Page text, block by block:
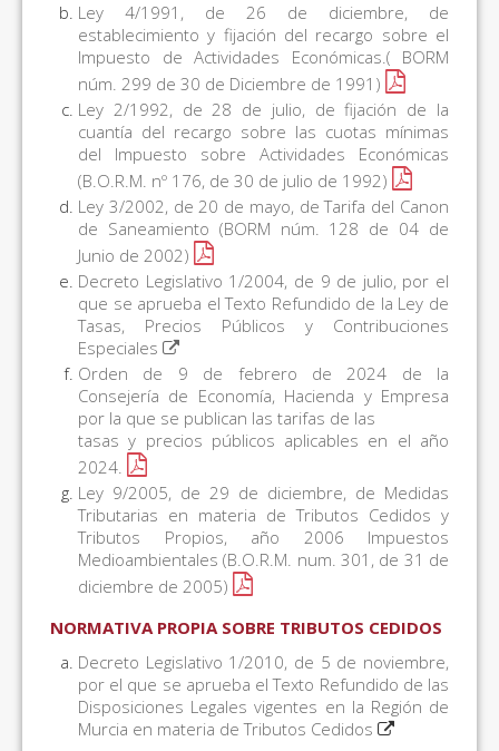
Ley 4/1991, de 26 de diciembre, de
establecimiento y fijación del recargo sobre el
Impuesto de Actividades Económicas.( BORM
núm. 299 de 30 de Diciembre de 1991)
Ley 2/1992, de 28 de julio, de fijación de la
cuantía del recargo sobre las cuotas mínimas
del Impuesto sobre Actividades Económicas
(B.O.R.M. nº 176, de 30 de julio de 1992)
Ley 3/2002, de 20 de mayo, de Tarifa del Canon
de Saneamiento (BORM núm. 128 de 04 de
Junio de 2002)
Decreto Legislativo 1/2004, de 9 de julio, por el
que se aprueba el Texto Refundido de la Ley de
Tasas, Precios Públicos y Contribuciones
Especiales
Orden de 9 de febrero de 2024 de la
Consejería de Economía, Hacienda y Empresa
por la que se publican las tarifas de las
tasas y precios públicos aplicables en el año
2024.
Ley 9/2005, de 29 de diciembre, de Medidas
Tributarias en materia de Tributos Cedidos y
Tributos Propios, año 2006 Impuestos
Medioambientales (B.O.R.M. num. 301, de 31 de
diciembre de 2005)
NORMATIVA PROPIA SOBRE TRIBUTOS CEDIDOS
Decreto Legislativo 1/2010, de 5 de noviembre,
por el que se aprueba el Texto Refundido de las
Disposiciones Legales vigentes en la Región de
Murcia en materia de Tributos Cedidos